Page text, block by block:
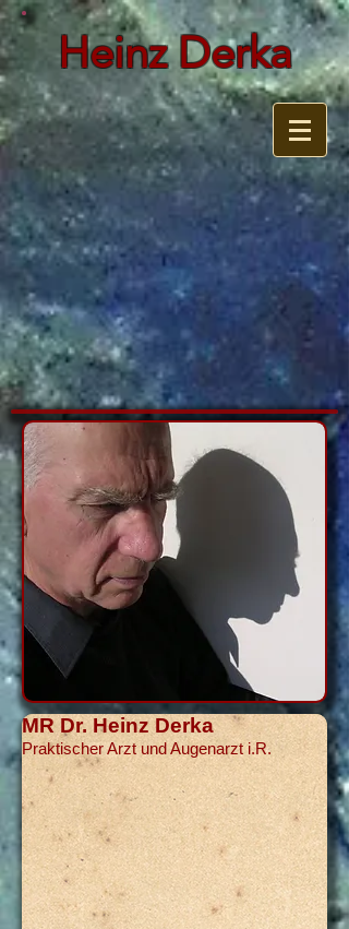
Heinz Derka
MR Dr. Heinz Derka
Praktischer Arzt und Augenarzt i.R.